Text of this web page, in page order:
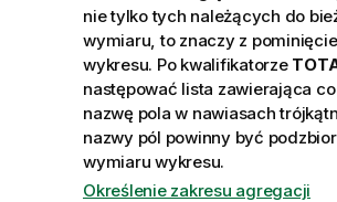
nie tylko tych należących do
wymiaru, to znaczy z
wykresu. Po kwalifikatorze
następować lista zawierająca
nazwę pola w nawiasach
nazwy pól powinny być
wymiaru wykresu.
Określenie zakresu agregacji